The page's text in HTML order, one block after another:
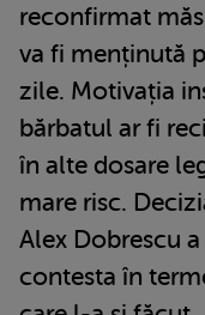
reconfirmat
va fi menținută
zile. Motivația
bărbatul ar fi
în alte dosare
mare risc.
Alex Dobrescu
contesta în